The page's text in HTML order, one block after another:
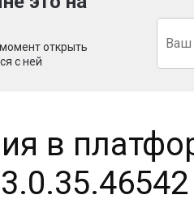
открыть
с ней
в